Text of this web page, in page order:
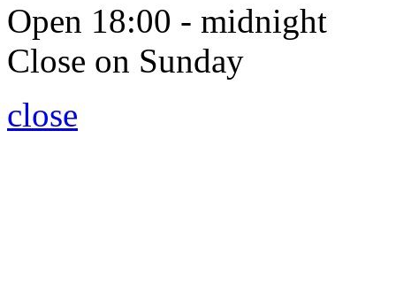
Open 18:00 - midnight
Close on Sunday
close